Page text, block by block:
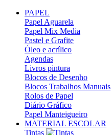
PAPEL
Papel Aguarela
Papel Mix Media
Pastel e Grafite
Óleo e acrílico
Agendas
Livros pintura
Blocos de Desenho
Blocos Trabalhos Manuais
Rolos de Papel
Diário Gráfico
Papel Manteigueiro
MATERIAL ESCOLAR
Tintas